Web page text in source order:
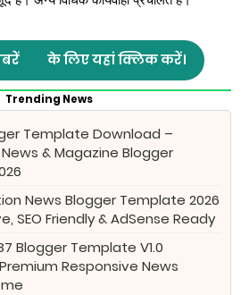
के लिए यहां क्लिक करें।
Trending News
Template Download –
& Magazine Blogger
News Blogger Template 2026
SEO Friendly & AdSense Ready
Blogger Template V1.0
Responsive News